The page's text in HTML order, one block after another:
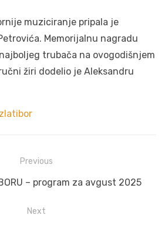
muziciranje pripala je
Memorijalnu nagradu
trubača na ovogodišnjem
žiri dodelio je Aleksandru
zlatibor
Previous
– program za avgust 2025
Next